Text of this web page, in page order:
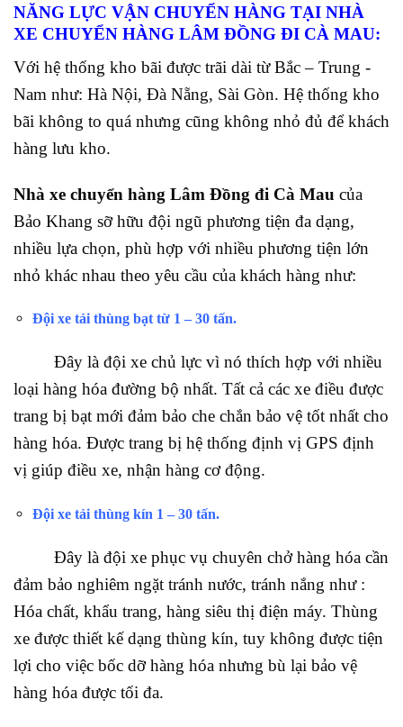
NĂNG LỰC VẬN CHUYỂN HÀNG TẠI NHÀ
XE CHUYỂN HÀNG LÂM ĐỒNG ĐI CÀ MAU:
Với hệ thống kho bãi được trãi dài từ Bắc – Trung -
Nam như: Hà Nội, Đà Nẵng, Sài Gòn. Hệ thống kho
bãi không to quá nhưng cũng không nhỏ đủ để khách
hàng lưu kho.
Nhà xe chuyển hàng Lâm Đồng đi Cà Mau của
Bảo Khang sỡ hữu đội ngũ phương tiện đa dạng,
nhiều lựa chọn, phù hợp với nhiều phương tiện lớn
nhỏ khác nhau theo yêu cầu của khách hàng như:
Đội xe tải thùng bạt từ 1 – 30 tấn.
Đây là đội xe chủ lực vì nó thích hợp với nhiều
loại hàng hóa đường bộ nhất. Tất cả các xe điều được
trang bị bạt mới đảm bảo che chắn bảo vệ tốt nhất cho
hàng hóa. Được trang bị hệ thống định vị GPS định
vị giúp điều xe, nhận hàng cơ động.
Đội xe tải thùng kín 1 – 30 tấn.
Đây là đội xe phục vụ chuyên chở hàng hóa cần
đảm bảo nghiêm ngặt tránh nước, tránh nắng như :
Hóa chất, khẩu trang, hàng siêu thị điện máy. Thùng
xe được thiết kế dạng thùng kín, tuy không được tiện
lợi cho việc bốc dỡ hàng hóa nhưng bù lại bảo vệ
hàng hóa được tối đa.